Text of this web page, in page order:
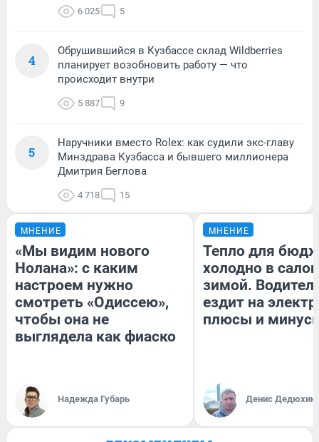
6 025 5
4
Обрушившийся в Кузбассе склад Wildberries
планирует возобновить работу — что
происходит внутри
5 887 9
5
Наручники вместо Rolex: как судили экс-главу
Минздрава Кузбасса и бывшего миллионера
Дмитрия Беглова
4 718 15
МНЕНИЕ
«Мы видим нового
Нолана»: с каким
настроем нужно
смотреть «Одиссею»,
чтобы она не
выглядела как фиаско
Надежда Губарь
МНЕНИЕ
Тепло для
холодно в
зимой.
ездит на
плюсы и
Денис Дедюхин